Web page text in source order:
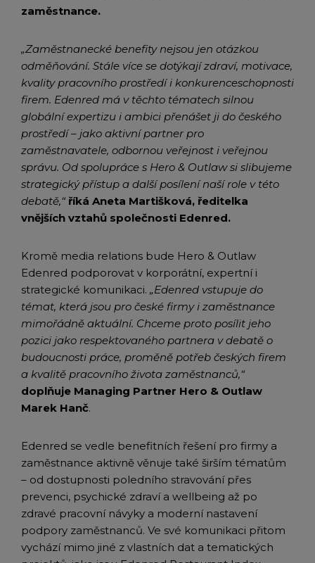
zaměstnance.
„Zaměstnanecké benefity nejsou jen otázkou
odměňování. Stále více se dotýkají zdraví, motivace,
kvality pracovního prostředí i konkurenceschopnosti
firem. Edenred má v těchto tématech silnou
globální expertizu i ambici přenášet ji do českého
prostředí – jako aktivní partner pro
zaměstnavatele, odbornou veřejnost i veřejnou
správu. Od spolupráce s Hero & Outlaw si slibujeme
strategický přístup a další posílení naší role v této
debatě,“ říká Aneta Martišková, ředitelka
vnějších vztahů společnosti Edenred.
Kromě media relations bude Hero & Outlaw
Edenred podporovat v korporátní, expertní i
strategické komunikaci. „Edenred vstupuje do
témat, která jsou pro české firmy i zaměstnance
mimořádně aktuální. Chceme proto posílit jeho
pozici jako respektovaného partnera v debatě o
budoucnosti práce, proměně potřeb českých firem
a kvalitě pracovního života zaměstnanců,“
doplňuje Managing Partner Hero & Outlaw
Marek Hanč.
Edenred se vedle benefitních řešení pro firmy a
zaměstnance aktivně věnuje také širším tématům
– od dostupnosti poledního stravování přes
prevenci, psychické zdraví a wellbeing až po
zdravé pracovní návyky a moderní nastavení
podpory zaměstnanců. Ve své komunikaci přitom
vychází mimo jiné z vlastních dat a tematických